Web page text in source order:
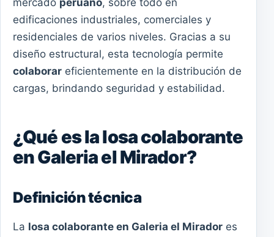
mercado peruano, sobre todo en
edificaciones industriales, comerciales y
residenciales de varios niveles. Gracias a su
diseño estructural, esta tecnología permite
colaborar eficientemente en la distribución de
cargas, brindando seguridad y estabilidad.
¿Qué es la losa colaborante
en Galeria el Mirador?
Definición técnica
La losa colaborante en Galeria el Mirador es